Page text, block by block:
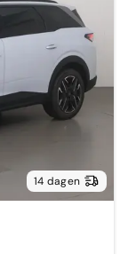
14 dagen